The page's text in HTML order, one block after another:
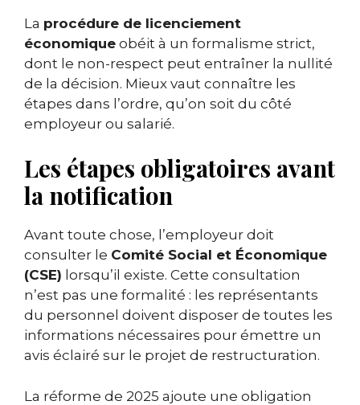
La procédure de licenciement
économique obéit à un formalisme strict,
dont le non-respect peut entraîner la nullité
de la décision. Mieux vaut connaître les
étapes dans l’ordre, qu’on soit du côté
employeur ou salarié.
Les étapes obligatoires avant
la notification
Avant toute chose, l’employeur doit
consulter le Comité Social et Économique
(CSE) lorsqu’il existe. Cette consultation
n’est pas une formalité : les représentants
du personnel doivent disposer de toutes les
informations nécessaires pour émettre un
avis éclairé sur le projet de restructuration.
La réforme de 2025 ajoute une obligation